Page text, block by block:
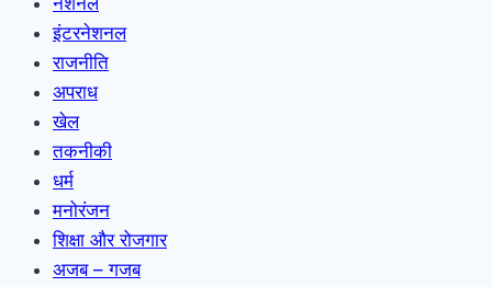
इंटरनेशनल
राजनीति
अपराध
खेल
तकनीकी
धर्म
मनोरंजन
शिक्षा और रोजगार
अजब – गजब